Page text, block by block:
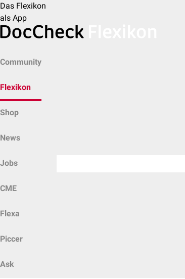
Das Flexikon
als App
Community
Flexikon
Shop
News
Jobs
CME
Flexa
Piccer
Ask